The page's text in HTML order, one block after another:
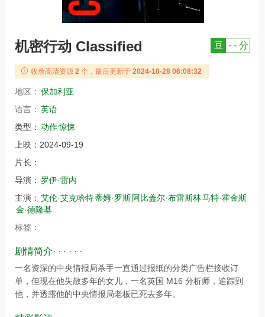
机密行动 Classified 豆 - - 分
收录高清资源 2 个，最后更新于 2024-10-28 06:08:32
地区： 保加利亚
语言： 英语
类型： 动作惊悚
上映： 2024-09-19
片长：
导演： 罗伊·雷内
主演： 艾伦·艾克哈特蒂姆·罗斯 阿比盖尔·布雷斯林马特·霍金斯
金·德隆基
标签：
剧情简介· · · · · ·
一名资深的中央情报局杀手一直通过报纸的分类广告栏接收订
单，但现在他失散多年的女儿，一名英国 M16 分析师，追踪到
他，并透露他的中央情报局老板已死去多年。